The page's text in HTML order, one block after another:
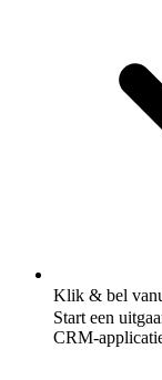
Klik & bel
Start een
CRM-